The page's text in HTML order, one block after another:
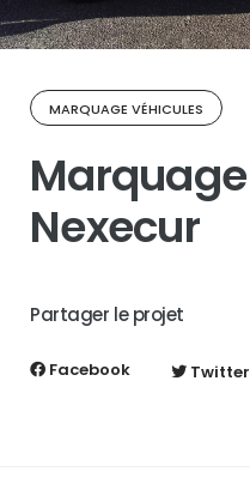
MARQUAGE VÉHICULES
Nexecur
Partager le projet
Facebook Twitter